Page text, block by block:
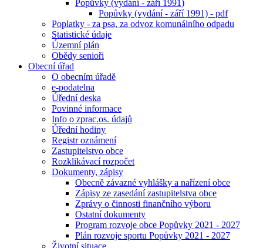
Popůvky (vydání - září 1991)
Popůvky (vydání - září 1991) - pdf
Poplatky - za psa, za odvoz komunálního odpadu
Statistické údaje
Územní plán
Obědy senioři
Obecní úřad
O obecním úřadě
e-podatelna
Úřední deska
Povinné informace
Info o zprac.os. údajů
Úřední hodiny
Registr oznámení
Zastupitelstvo obce
Rozklikávací rozpočet
Dokumenty, zápisy
Obecně závazné vyhlášky a nařízení obce
Zápisy ze zasedání zastupitelstva obce
Zprávy o činnosti finančního výboru
Ostatní dokumenty
Program rozvoje obce Popůvky 2021 - 2027
Plán rozvoje sportu Popůvky 2021 - 2027
Životní situace